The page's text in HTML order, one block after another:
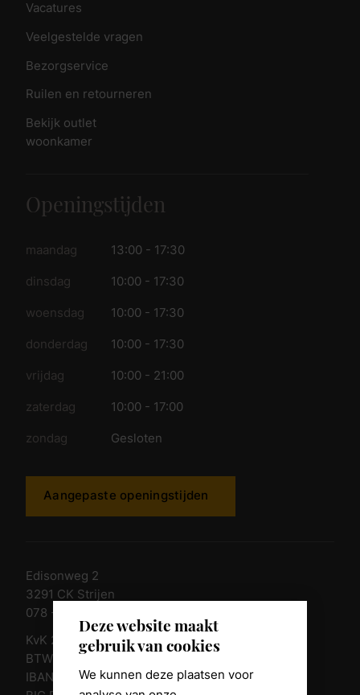
Deze website maakt
gebruik van cookies
We kunnen deze plaatsen voor
Vacatures
Veelgestelde vragen
Bezorgservice
Ruilen en retourneren
Bekijk outlet
woonkamer
Openingstijden
maandag 13:00 - 17:30
dinsdag 10:00 - 17:30
woensdag 10:00 - 17:30
donderdag 10:00 - 17:30
vrijdag 10:00 - 21:00
zaterdag 10:00 - 17:00
zondag Gesloten
Aangepaste openingstijden
Edisonweg 2
3291 CK Strijen
078 - 674 84 85
KvK 23011135
BTW nr. NL 805098938.B.01
IBAN NL10 RABO 0361 8039 58